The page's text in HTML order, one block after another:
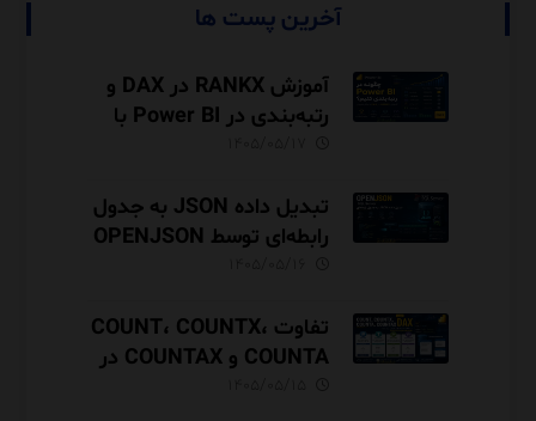
آخرین پست ها
آموزش RANKX در DAX و
رتبه‌بندی در Power BI با
تبدیل داده JSON به جدول
رابطه‌ای توسط OPENJSON
تفاوت COUNT، COUNTX،
COUNTA و COUNTAX در